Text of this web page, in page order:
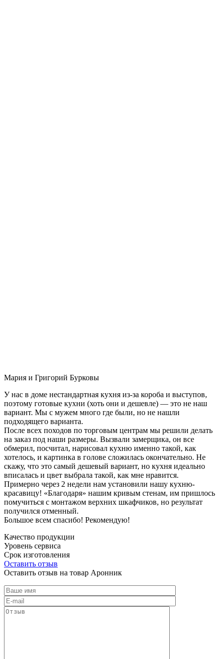
Мария и Григорий Бурковы
У нас в доме нестандартная кухня из-за короба и выступов,
поэтому готовые кухни (хоть они и дешевле) — это не наш
вариант. Мы с мужем много где были, но не нашли
подходящего варианта.
После всех походов по торговым центрам мы решили делать
на заказ под наши размеры. Вызвали замерщика, он все
обмерил, посчитал, нарисовал кухню именно такой, как
хотелось, и картинка в голове сложилась окончательно. Не
скажу, что это самый дешевый вариант, но кухня идеально
вписалась и цвет выбрала такой, как мне нравится.
Примерно через 2 недели нам установили нашу кухню-
красавицу! «Благодаря» нашим кривым стенам, им пришлось
помучиться с монтажом верхних шкафчиков, но результат
получился отменный.
Большое всем спасибо! Рекомендую!
Качество продукции
Уровень сервиса
Срок изготовления
Оставить отзыв
Оставить отзыв на товар Аронник